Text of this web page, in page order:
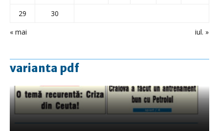
« mai iul. »
29
30
varianta pdf